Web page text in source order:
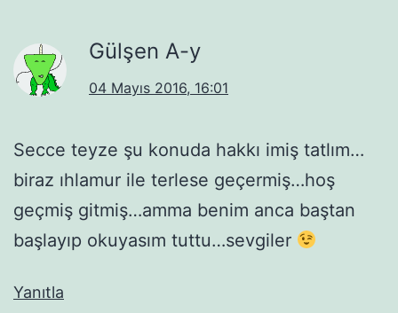
Gülşen A-y
04 Mayıs 2016, 16:01
Secce teyze şu konuda hakkı imiş tatlım…
biraz ıhlamur ile terlese geçermiş…hoş
geçmiş gitmiş…amma benim anca baştan
başlayıp okuyasım tuttu…sevgiler
Yanıtla